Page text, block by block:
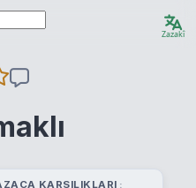
Zazakî
KARŞILIKLARI